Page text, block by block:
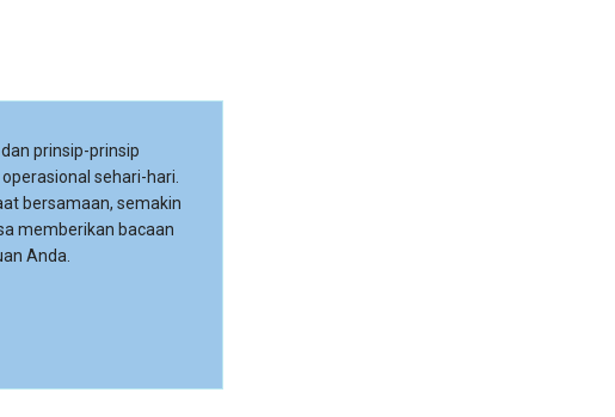
prinsip-prinsip
sehari-hari.
bersamaan, semakin
memberikan bacaan
Anda.